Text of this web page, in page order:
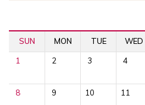
SUN MON TUE WED
1 2 3 4
8 9 10 11